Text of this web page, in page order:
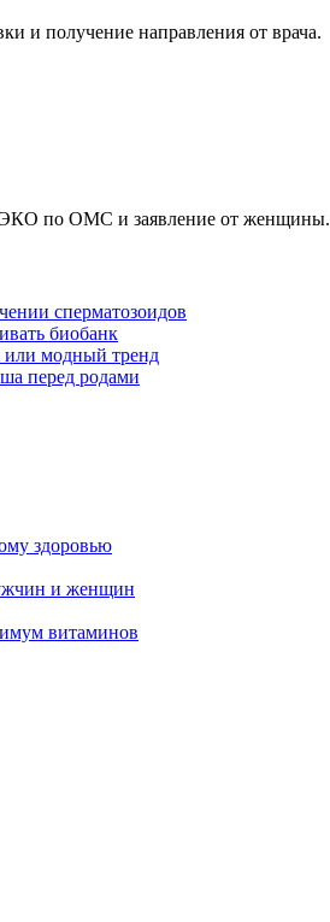
и получение направления от врача.
ЭКО по ОМС и заявление от женщины.
сперматозоидов
биобанк
или модный тренд
перед родами
здоровью
и женщин
витаминов